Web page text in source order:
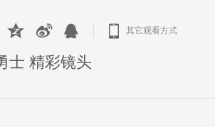
其它观看方式
士 精彩镜头